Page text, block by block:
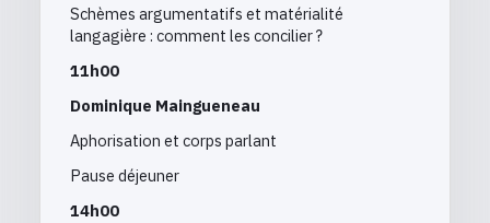
Schèmes argumentatifs et matérialité
langagière : comment les concilier ?
11h00
Dominique Maingueneau
Aphorisation et corps parlant
Pause déjeuner
14h00